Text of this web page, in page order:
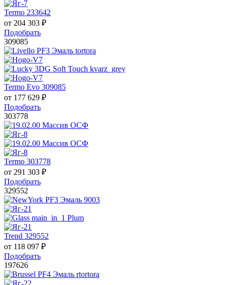
Termo 233642
от 204 303 ₽
Подобрать
309085
Termo Evo 309085
от 177 629 ₽
Подобрать
303778
Termo 303778
от 291 303 ₽
Подобрать
329552
Trend 329552
от 118 097 ₽
Подобрать
197626